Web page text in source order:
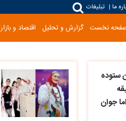
ما | تبلیغات
نخست گزارش و تحلیل اقتصاد و بازار
ستوده
جوان